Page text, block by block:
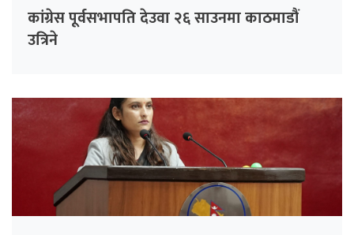
कांग्रेस पूर्वसभापति देउवा २६ साउनमा काठमाडौं
उत्रिने